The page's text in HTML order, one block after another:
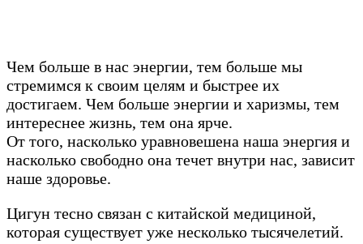
Чем больше в нас энергии, тем больше мы
стремимся к своим целям и быстрее их
достигаем. Чем больше энергии и харизмы, тем
интереснее жизнь, тем она ярче.
От того, насколько уравновешена наша энергия и
насколько свободно она течет внутри нас, зависит
наше здоровье.
Цигун тесно связан с китайской медициной,
которая существует уже несколько тысячелетий.